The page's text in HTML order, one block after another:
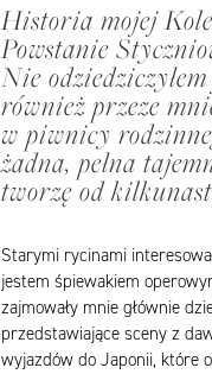
Historia mojej
Powstanie
Nie
również przeze
w piwnicy
żadna, pełna
tworzę od
Starymi rycinami
jestem śpiewakiem
zajmowały mnie głównie
przedstawiające sceny z
wyjazdów do Japonii, które